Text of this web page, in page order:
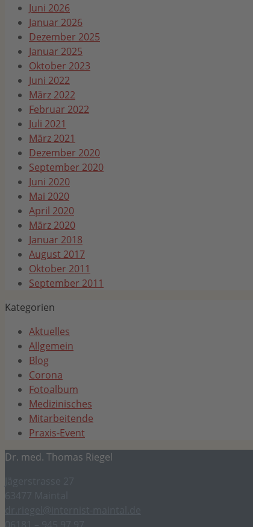
Juni 2026
Januar 2026
Dezember 2025
Januar 2025
Oktober 2023
Juni 2022
März 2022
Februar 2022
Juli 2021
März 2021
Dezember 2020
September 2020
Juni 2020
Mai 2020
April 2020
März 2020
Januar 2018
August 2017
Oktober 2011
September 2011
Kategorien
Aktuelles
Allgemein
Blog
Corona
Fotoalbum
Medizinisches
Mitarbeitende
Praxis-Event
Dr. med. Thomas Riegel